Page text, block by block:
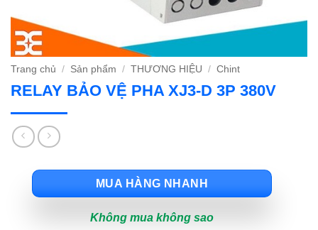
Trang chủ / Sản phẩm / THƯƠNG HIỆU / Chint
RELAY BẢO VỆ PHA XJ3-D 3P 380V
MUA HÀNG NHANH
Không mua không sao